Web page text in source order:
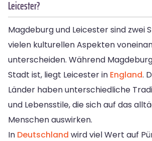
Leicester?
Magdeburg und Leicester sind zwei
vielen kulturellen Aspekten
unterscheiden. Während
Stadt ist, liegt Leicester in England.
Länder haben unterschiedliche
und Lebensstile, die sich auf das
Menschen auswirken.
In Deutschland wird viel Wert auf